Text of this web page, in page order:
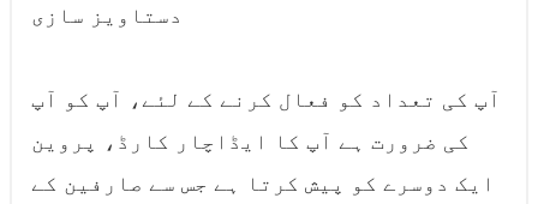
دستاویز سازی
آپ کی تعداد کو فعال کرنے کے لئے، آپ کو آپ
کی ضرورت ہے آپ کا ایڈاچار کارڈ، پروین
ایک دوسرے کو پیش کرتا ہے جس سے صارفین کے